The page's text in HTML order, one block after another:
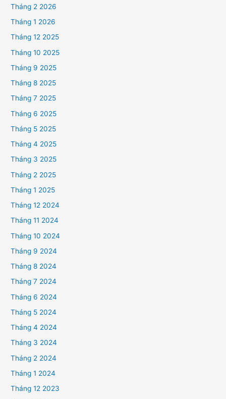
Tháng 2 2026
Tháng 1 2026
Tháng 12 2025
Tháng 10 2025
Tháng 9 2025
Tháng 8 2025
Tháng 7 2025
Tháng 6 2025
Tháng 5 2025
Tháng 4 2025
Tháng 3 2025
Tháng 2 2025
Tháng 1 2025
Tháng 12 2024
Tháng 11 2024
Tháng 10 2024
Tháng 9 2024
Tháng 8 2024
Tháng 7 2024
Tháng 6 2024
Tháng 5 2024
Tháng 4 2024
Tháng 3 2024
Tháng 2 2024
Tháng 1 2024
Tháng 12 2023